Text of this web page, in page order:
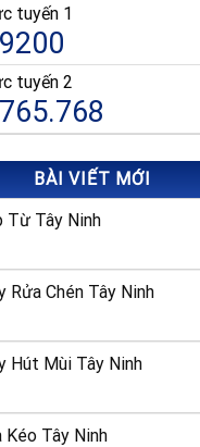
An
Lạt
200 Ngô Quyền,
Lạt, Lâm Đồng
Tỉnh Kiên Giang
Dương
18 Đường B, TTHC
Dĩ An, KP Nhị Đồng
Lắk
Thành Công, TP.
06 Trần Phú,
tuyến 1
tuyến 2
BÀI VIẾT MỚI
Từ Tây Ninh
Rửa Chén Tây Ninh
Hút Mùi Tây Ninh
Kéo Tây Ninh